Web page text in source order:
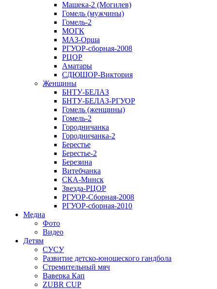
Машека-2 (Могилев)
Гомель (мужчины)
Гомель-2
МОГК
МАЗ-Орша
РГУОР-сборная-2008
РЦОР
Аматары
СДЮШОР-Виктория
Женщины
БНТУ-БЕЛАЗ
БНТУ-БЕЛАЗ-РГУОР
Гомель (женщины)
Гомель-2
Городничанка
Городничанка-2
Берестье
Берестье-2
Березина
Витебчанка
СКА-Минск
Звезда-РЦОР
РГУОР-Сборная-2008
РГУОР-сборная-2010
Медиа
Фото
Видео
Детям
СУСУ
Развитие детско-юношеского гандбола
Стремительный мяч
Ваверка Кап
ZUBR CUP